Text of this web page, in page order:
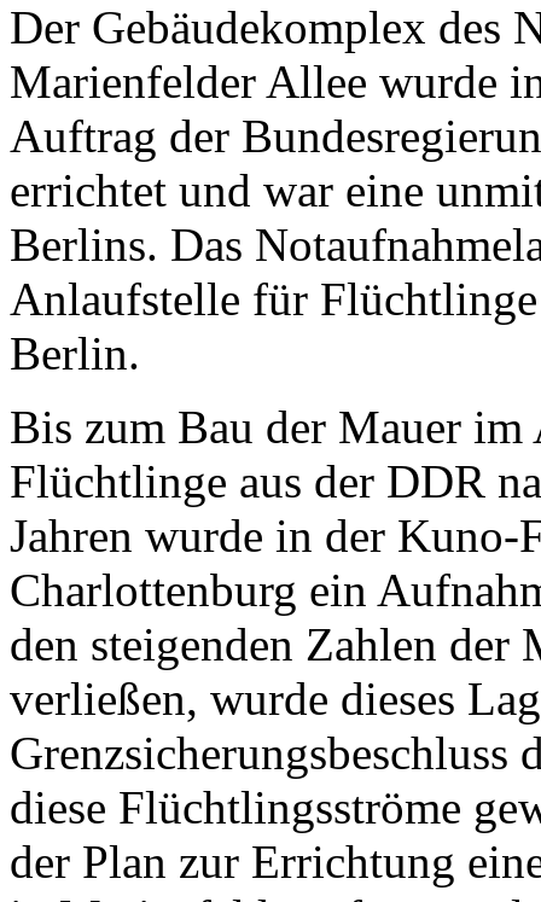
Der Gebäudekomplex des
Marienfelder Allee wurde
Auftrag der
errichtet und war eine
Berlins. Das
Anlaufstelle für
Berlin.
Bis zum Bau der Mauer im
Flüchtlinge aus der DDR
Jahren wurde in der
Charlottenburg ein
den steigenden Zahlen der
verließen, wurde dieses
Grenzsicherungsbeschluss
diese Flüchtlingsströme
der Plan zur Errichtung